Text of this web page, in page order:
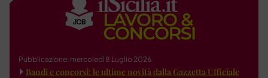
Pubblicazione: mercoledì 8 Luglio 2026
Bandi e concorsi: le ultime novità dalla Gazzetta Ufficiale